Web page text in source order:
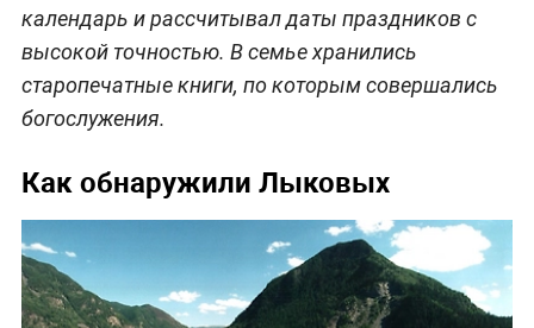
календарь и рассчитывал даты праздников с
высокой точностью. В семье хранились
старопечатные книги, по которым совершались
богослужения.
Как обнаружили Лыковых